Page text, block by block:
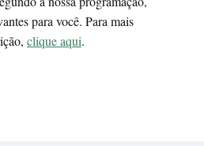
para você. Para mais
clique aqui.